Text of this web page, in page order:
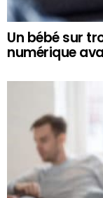
Un bébé sur
numérique